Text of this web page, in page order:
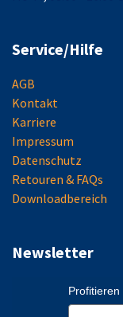
Service/Hilfe
AGB
Kontakt
Karriere
Impressum
Datenschutz
Retouren & FAQs
Downloadbereich
Newsletter